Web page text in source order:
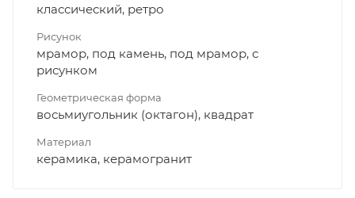
классический, ретро
Рисунок
мрамор, под камень, под мрамор, с
рисунком
Геометрическая форма
восьмиугольник (октагон), квадрат
Материал
керамика, керамогранит